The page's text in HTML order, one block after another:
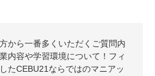
から一番多くいただくご質問内
内容や学習環境について！フィ
たCEBU21ならではのマニアッ